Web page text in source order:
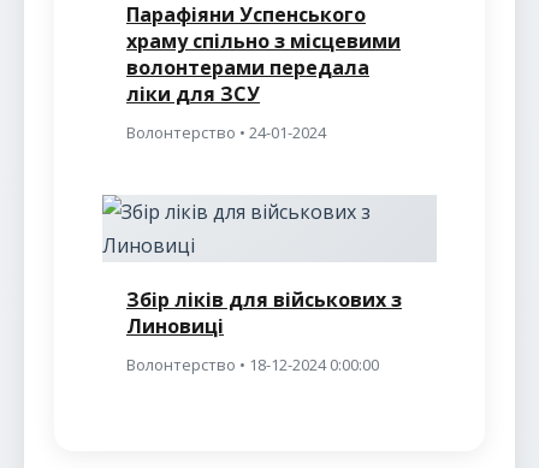
Парафіяни Успенського
храму спільно з місцевими
волонтерами передала
ліки для ЗСУ
Волонтерство • 24-01-2024
Збір ліків для військових з
Линовиці
Волонтерство • 18-12-2024 0:00:00